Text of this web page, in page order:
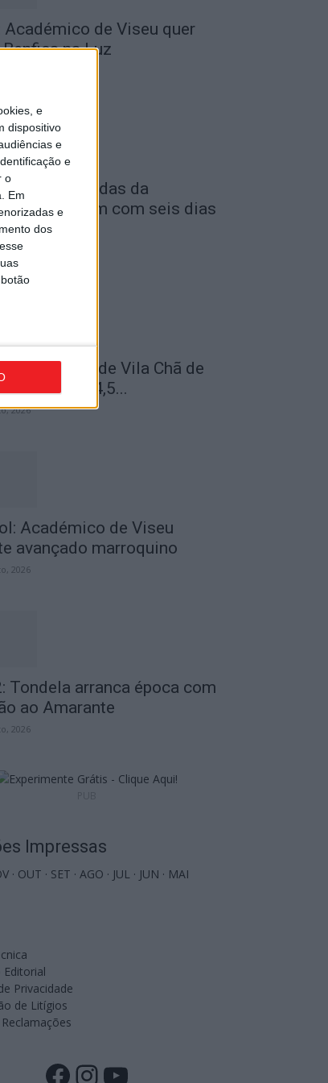
e
dispositivo
e
e
o
Em
e
dos
Académico de Viseu quer
na Luz
Daire: Jornadas da
arrancam com seis dias
2026
Associação de Vila Chã de
lar de 4,5...
2026
Académico de Viseu
avançado marroquino
2026
Tondela arranca época com
ao Amarante
2026
Impressas
· OUT · SET · AGO · JUL · JUN · MAI
Editorial
Privacidade
de Litígios
Facebook
Instagram
YouTube